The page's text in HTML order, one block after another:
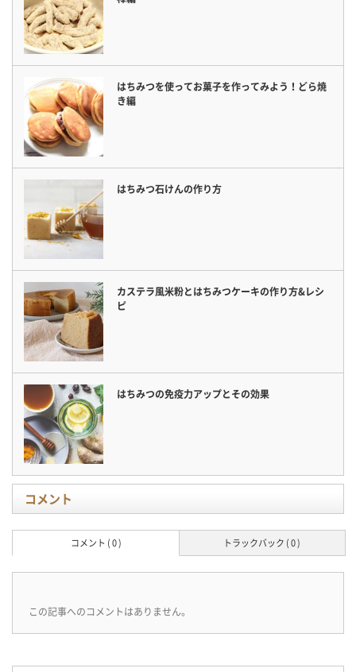
はちみつを使ってお菓子を作ってみよう！どら焼
き編
はちみつ石けんの作り方
カステラ風米粉とはちみつケーキの作り方&レシ
ピ
はちみつの免疫力アップとその効果
コメント
トラックバック ( 0 )
コメント ( 0 )
この記事へのコメントはありません。